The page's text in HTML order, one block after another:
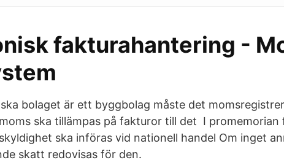
fakturahantering -
bolaget är ett byggbolag måste det
ska tillämpas på fakturor till det I promemorian
ska införas vid nationell handel Om inget
skatt redovisas för den.